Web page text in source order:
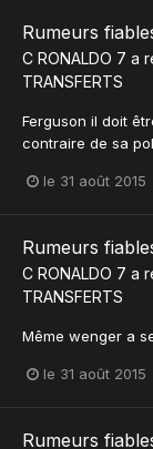
Rumeurs
C RONALDO 7 a
TRANSFERTS
Ferguson il doit
contraire de sa
le 31 août 2015
Rumeurs
C RONALDO 7 a
TRANSFERTS
Même wenger a
le 31 août 2015
Rumeurs